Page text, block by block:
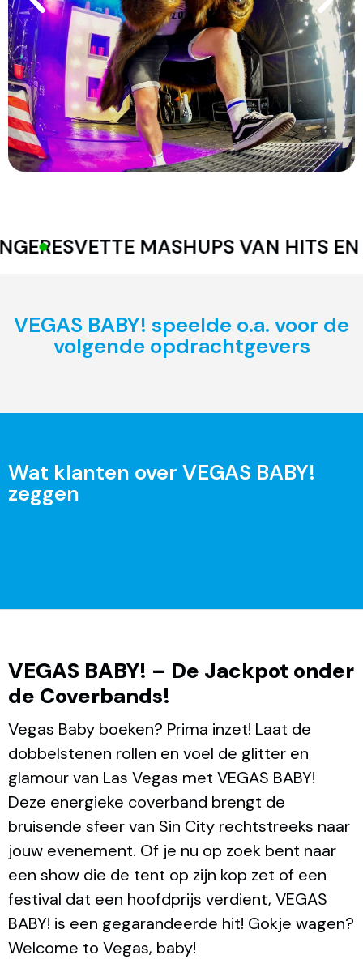
VETTE MASHUPS VAN HITS EN
VEGAS BABY! speelde o.a. voor de
volgende opdrachtgevers
Wat klanten over VEGAS BABY!
zeggen
VEGAS BABY! – De Jackpot onder
de Coverbands!
Vegas Baby boeken? Prima inzet! Laat de
dobbelstenen rollen en voel de glitter en
glamour van Las Vegas met VEGAS BABY!
Deze energieke coverband brengt de
bruisende sfeer van Sin City rechtstreeks naar
jouw evenement. Of je nu op zoek bent naar
een show die de tent op zijn kop zet of een
festival dat een hoofdprijs verdient, VEGAS
BABY! is een gegarandeerde hit! Gokje wagen?
Welcome to Vegas, baby!